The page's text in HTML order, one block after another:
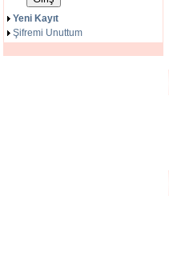
Yeni Kayıt
Şifremi Unuttum